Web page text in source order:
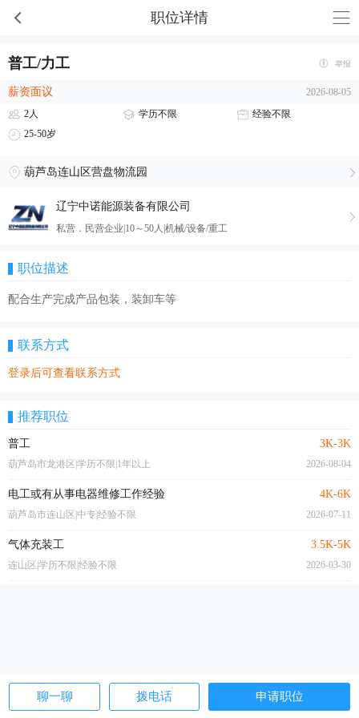
职位详情
聊一聊 拨电话 申请职位
普工/力工 举报
薪资面议
2026-08-05
2人
学历不限
经验不限
25-50岁
葫芦岛连山区营盘物流园
辽宁中诺能源装备有限公司
私营．民营企业|10～50人|机械/设备/重工
职位描述
配合生产完成产品包装，装卸车等
联系方式
登录后可查看联系方式
推荐职位
普工 3K-3K
葫芦岛市龙港区|学历不限|1年以上 2026-08-04
电工或有从事电器维修工作经验 4K-6K
葫芦岛市连山区|中专|经验不限 2026-07-11
气体充装工 3.5K-5K
连山区|学历不限|经验不限 2026-03-30